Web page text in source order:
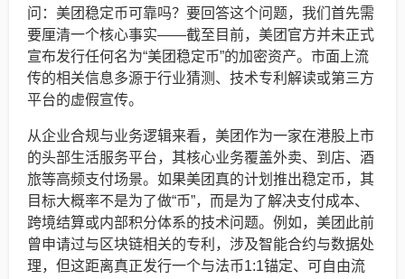
问：美团稳定币可靠吗？要回答这个问题，我们首先需
要厘清一个核心事实——截至目前，美团官方并未正式
宣布发行任何名为“美团稳定币”的加密资产。市面上流
传的相关信息多源于行业猜测、技术专利解读或第三方
平台的虚假宣传。
从企业合规与业务逻辑来看，美团作为一家在港股上市
的头部生活服务平台，其核心业务覆盖外卖、到店、酒
旅等高频支付场景。如果美团真的计划推出稳定币，其
目标大概率不是为了做“币”，而是为了解决支付成本、
跨境结算或内部积分体系的技术问题。例如，美团此前
曾申请过与区块链相关的专利，涉及智能合约与数据处
理，但这距离真正发行一个与法币1:1锚定、可自由流